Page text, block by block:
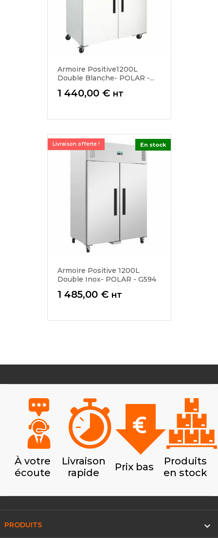
Armoire Positive1200L
Double Blanche- POLAR -...
Prix
1 440,00 € HT
Armoire Positive 1200L
Double Inox- POLAR - G594
Prix
1 485,00 € HT
Livraison offerte ! En stock
À votre
écoute
Livraison
rapide
Prix bas
Produits
en stock
PRODUITS 